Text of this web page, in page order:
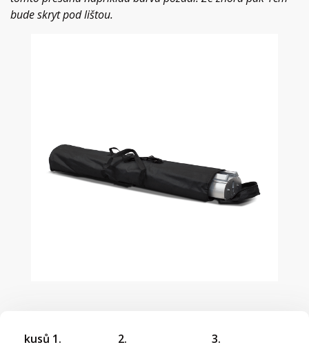
bude skryt pod lištou.
Previous
kusů 1. 2. 3.